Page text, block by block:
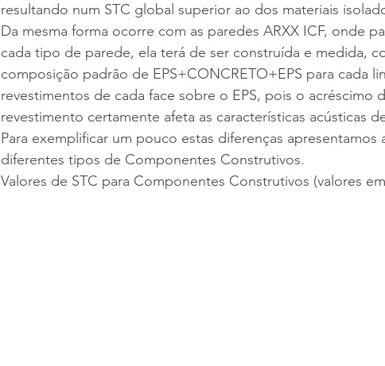
resultando num STC global superior ao dos materiais
Da mesma forma ocorre com as paredes ARXX ICF, onde
cada tipo de parede, ela terá de ser construída e medida,
composição padrão de EPS+CONCRETO+EPS para cada
revestimentos de cada face sobre o EPS, pois o acréscimo
revestimento certamente afeta as características acústicas
Para exemplificar um pouco estas diferenças apresentamos
diferentes tipos de Componentes Construtivos.
Valores de STC para Componentes Construtivos (valores